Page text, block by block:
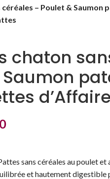
– Poulet & Saumon
chaton
Saumon
sans céréales au poulet et
et hautement digestible